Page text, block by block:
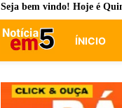
Seja bem vindo! Hoje é
ÍNICIO